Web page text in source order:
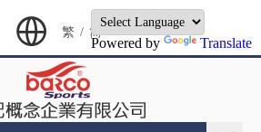
Powered by Translate
繁 / 简